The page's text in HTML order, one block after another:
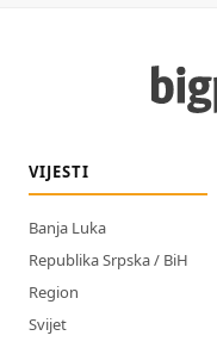
VIJESTI
Banja Luka
Republika Srpska / BiH
Region
Svijet